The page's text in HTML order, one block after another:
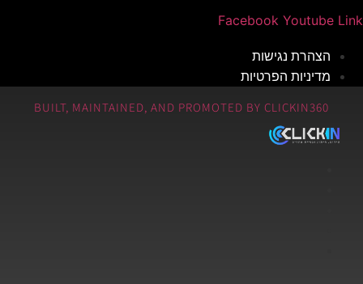
Facebook Youtube Link
הצהרת נגישות
מדיניות הפרטיות
BUILT, MAINTAINED, AND PROMOTED BY CLICKIN360